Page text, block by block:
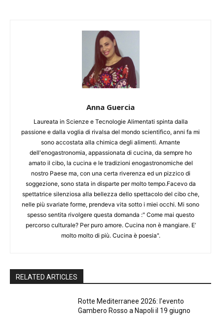
Anna Guercia
Laureata in Scienze e Tecnologie Alimentati spinta dalla
passione e dalla voglia di rivalsa del mondo scientifico, anni fa mi
sono accostata alla chimica degli alimenti. Amante
dell'enogastronomia, appassionata di cucina, da sempre ho
amato il cibo, la cucina e le tradizioni enogastronomiche del
nostro Paese ma, con una certa riverenza ed un pizzico di
soggezione, sono stata in disparte per molto tempo.Facevo da
spettatrice silenziosa alla bellezza dello spettacolo del cibo che,
nelle più svariate forme, prendeva vita sotto i miei occhi. Mi sono
spesso sentita rivolgere questa domanda :" Come mai questo
percorso culturale? Per puro amore. Cucina non è mangiare. E’
molto molto di più. Cucina è poesia".
RELATED ARTICLES
Rotte Mediterranee 2026: l’evento
Gambero Rosso a Napoli il 19 giugno